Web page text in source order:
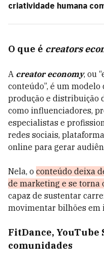
criatividade humana
O que é creators
A creator economy, ou
conteúdo”, é um modelo
produção e distribuição
como influenciadores,
especialistas e
redes sociais,
online para gerar
Nela, o conteúdo deixa
de marketing e se
capaz de sustentar
movimentar bilhões em
FitDance, YouTube
comunidades